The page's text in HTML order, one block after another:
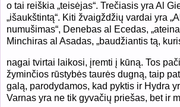
o tai reiškia „teisėjas“. Trečiasis yra Al
„išaukštintą“. Kiti žvaigždžių vardai yra
numušimas“, Denebas al Ecedas,
Minchiras al Asadas, „baudžiantis tą,
nagai tvirtai laikosi, įremti į kūną. Tos
žyminčios rūstybės taurės dugną, taip
galą, parodydamos, kad pyktis ir Hydra
Varnas yra ne tik gyvačių priešas, bet ir